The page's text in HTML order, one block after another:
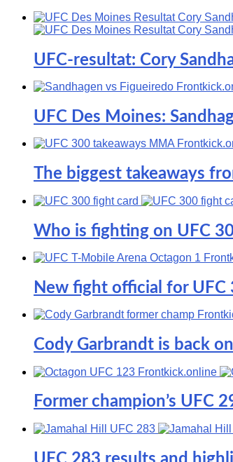
UFC-resultat: Cory
UFC Des Moines:
The biggest takeaways
Who is fighting on UFC
New fight official for UFC
Cody Garbrandt is back
Former champion’s UFC